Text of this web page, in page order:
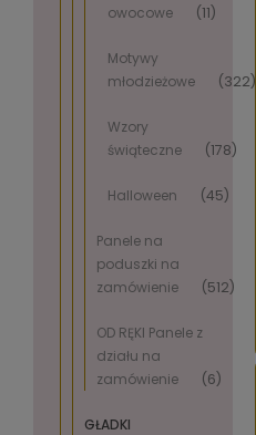
owocowe
(11)
Motywy
młodzieżowe
(322)
Wzory
świąteczne
(178)
Halloween (45)
Panele na
poduszki na
zamówienie
(512)
OD RĘKI Panele z
działu na
zamówienie
(6)
GŁADKI